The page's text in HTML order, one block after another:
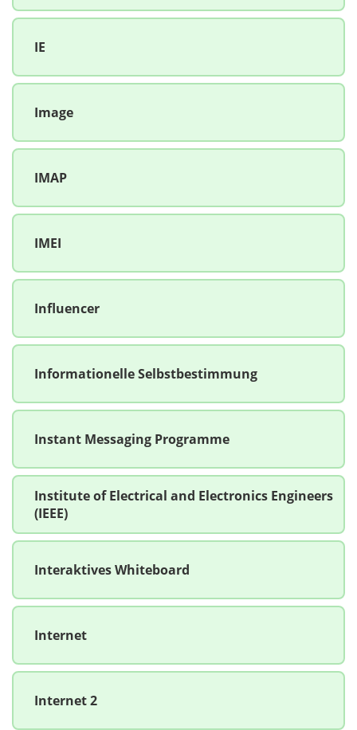
IE
Image
IMAP
IMEI
Influencer
Informationelle Selbstbestimmung
Instant Messaging Programme
Institute of Electrical and Electronics Engineers
(IEEE)
Interaktives Whiteboard
Internet
Internet 2